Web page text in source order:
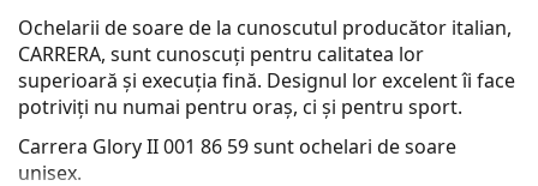
Ochelarii de soare de la cunoscutul producător italian,
CARRERA, sunt cunoscuți pentru calitatea lor
superioară și execuția fină. Designul lor excelent îi face
potriviți nu numai pentru oraș, ci și pentru sport.
Carrera Glory II 001 86 59sunt ochelari de soare
unisex.